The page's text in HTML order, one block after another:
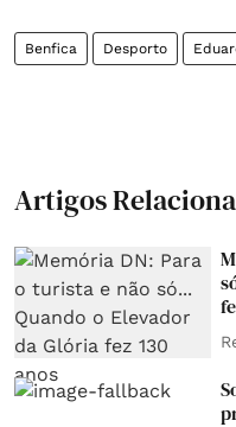
Benfica Desporto
Artigos